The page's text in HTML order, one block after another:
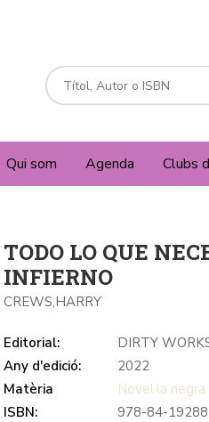
Qui som Agenda Clubs
TODO LO QUE
INFIERNO
CREWS,HARRY
Editorial:
DIRTY
Any d'edició:
2022
Matèria
Novel·la negra
ISBN:
978-84-